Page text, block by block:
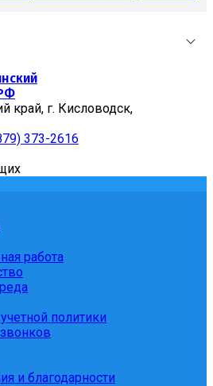
край, г. Кисловодск,
373-2616
работа
политики
и благодарности